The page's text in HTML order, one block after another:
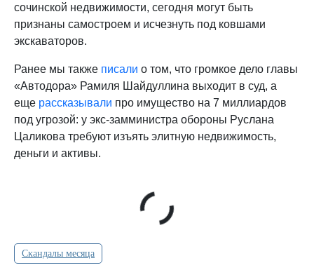
сочинской недвижимости, сегодня могут быть
признаны самостроем и исчезнуть под ковшами
экскаваторов.
Ранее мы также писали о том, что громкое дело главы
«Автодора» Рамиля Шайдуллина выходит в суд, а
еще рассказывали про имущество на 7 миллиардов
под угрозой: у экс-замминистра обороны Руслана
Цаликова требуют изъять элитную недвижимость,
деньги и активы.
Скандалы месяца